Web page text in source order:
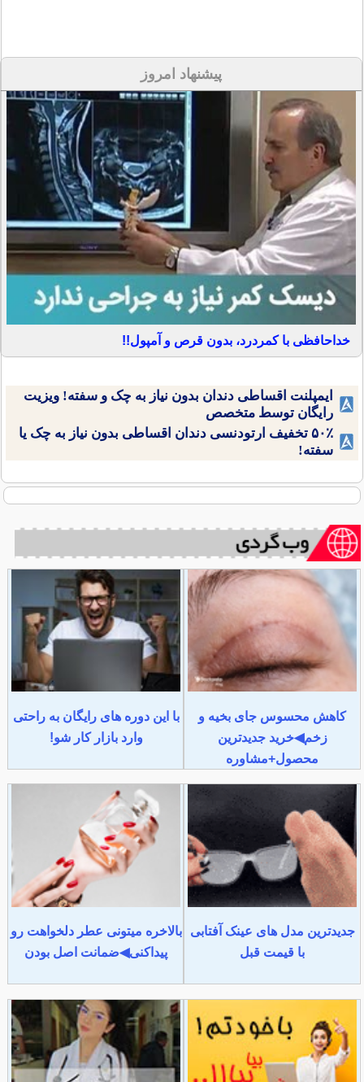
پیشنهاد امروز
خداحافظی با کمردرد، بدون قرص و آمپول!!
ایمپلنت اقساطی دندان بدون نیاز به چک و سفته! ویزیت
رایگان توسط متخصص
۵۰٪ تخفیف ارتودنسی دندان اقساطی بدون نیاز به چک یا
سفته!
کاهش محسوس جای بخیه و
زخم◀خرید جدیدترین
محصول+مشاوره
با این دوره های رایگان به راحتی
وارد بازار کار شو!
جدیدترین مدل های عینک آفتابی
با قیمت قبل
بالاخره میتونی عطر دلخواهت رو
پیداکنی◀ضمانت اصل بودن